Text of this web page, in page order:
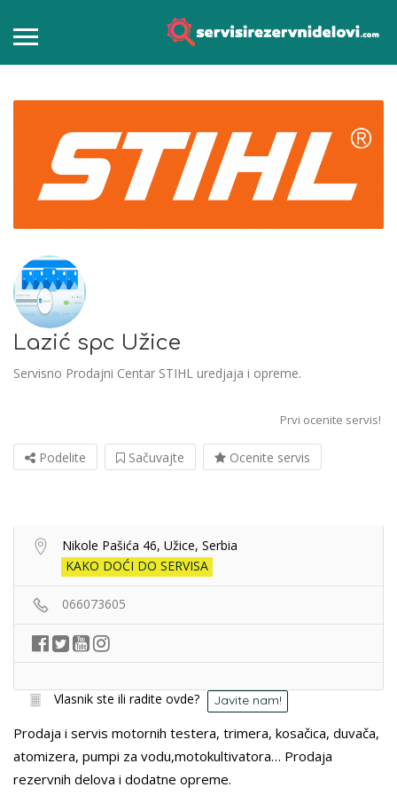
Lazić spc Užice
Servisno Prodajni Centar STIHL uredjaja i opreme.
Prvi ocenite servis!
Podelite Sačuvajte Ocenite servis
Nikole Pašića 46, Užice, Serbia
KAKO DOĆI DO SERVISA
066073605
Vlasnik ste ili radite ovde? Javite nam!
Prodaja i servis motornih testera, trimera, kosačica, duvača,
atomizera, pumpi za vodu,motokultivatora… Prodaja
rezervnih delova i dodatne opreme.